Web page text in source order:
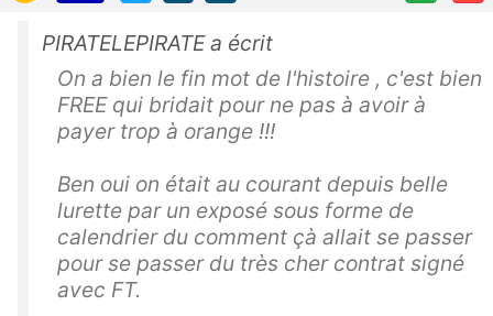
PIRATELEPIRATE a écrit
On a bien le fin mot de l'histoire , c'est bien
FREE qui bridait pour ne pas à avoir à
payer trop à orange !!!
Ben oui on était au courant depuis belle
lurette par un exposé sous forme de
calendrier du comment çà allait se passer
pour se passer du très cher contrat signé
avec FT.